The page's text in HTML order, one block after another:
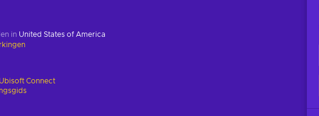
in United States of America
Ubisoft Connect